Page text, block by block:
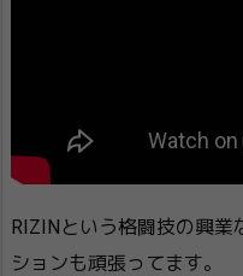
RIZINという格闘技の興業
ションも頑張ってます。